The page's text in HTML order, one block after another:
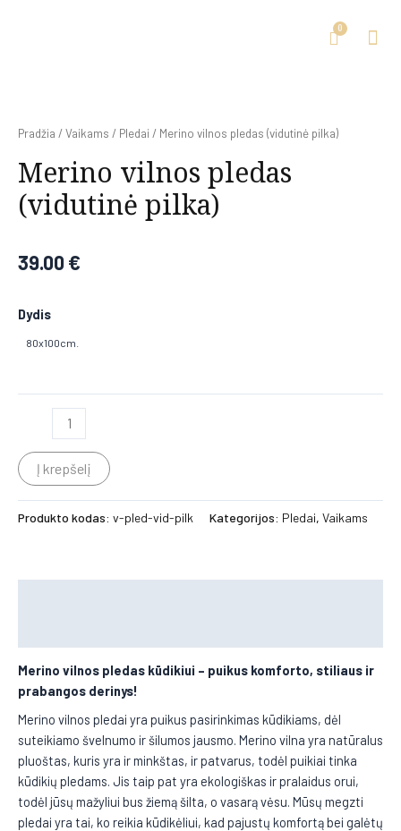
Pradžia /Vaikams / Pledai / Merino vilnos pledas (vidutinė pilka)
Merino vilnos pledas
(vidutinė pilka)
39.00€
Dydis
80x100cm.
Į krepšelį
Produkto kodas: v-pled-vid-pilk Kategorijos: Pledai, Vaikams
Merino vilnos pledas kūdikiui – puikus komforto, stiliaus ir
prabangos derinys!
Merino vilnos pledai yra puikus pasirinkimas kūdikiams, dėl
suteikiamo švelnumo ir šilumos jausmo. Merino vilna yra natūralus
pluoštas, kuris yra ir minkštas, ir patvarus, todėl puikiai tinka
kūdikių pledams. Jis taip pat yra ekologiškas ir pralaidus orui,
todėl jūsų mažyliui bus žiemą šilta, o vasarą vėsu. Mūsų megzti
pledai yra tai, ko reikia kūdikėliui, kad pajustų komfortą bei galėtų